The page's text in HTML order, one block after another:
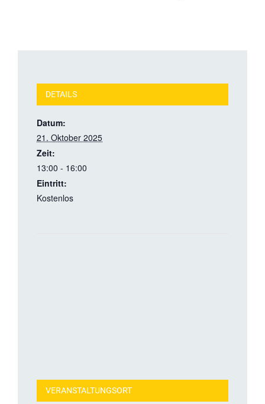
DETAILS
Datum:
21. Oktober 2025
Zeit:
13:00 - 16:00
Eintritt:
Kostenlos
VERANSTALTUNGSORT